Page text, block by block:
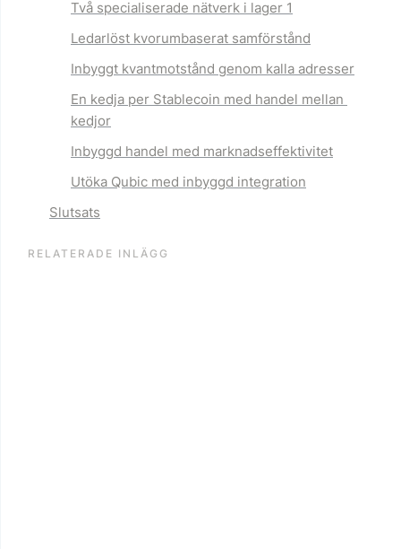
Två specialiserade nätverk i lager 1
Ledarlöst kvorumbaserat samförstånd
Inbyggt kvantmotstånd genom kalla adresser
En kedja per Stablecoin med handel mellan
kedjor
Inbyggd handel med marknadseffektivitet
Utöka Qubic med inbyggd integration
Slutsats
RELATERADE INLÄGG